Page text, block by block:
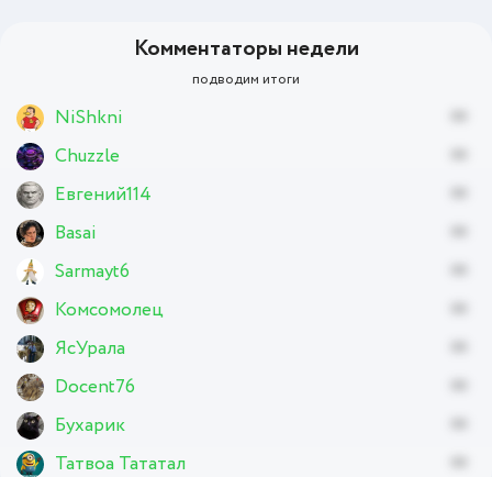
Комментаторы недели
подводим итоги
NiShkni
Chuzzle
Евгений114
Basai
Sarmayt6
Комсомолец
ЯсУрала
Docent76
Бухарик
Татвоа Тататал